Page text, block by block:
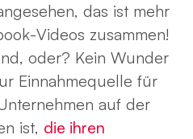
das ist mehr
Videos zusammen!
oder? Kein Wunder
Einnahmequelle für
auf der
ist, die ihren